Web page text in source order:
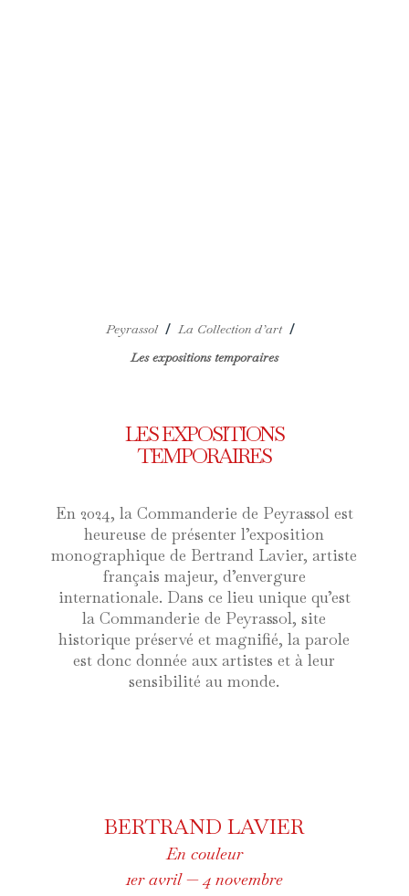
Peyrassol / La Collection d’art /
Les expositions temporaires
LES EXPOSITIONS
TEMPORAIRES
En 2024, la Commanderie de Peyrassol est
heureuse de présenter l’exposition
monographique de Bertrand Lavier, artiste
français majeur, d’envergure
internationale. Dans ce lieu unique qu’est
la Commanderie de Peyrassol, site
historique préservé et magnifié, la parole
est donc donnée aux artistes et à leur
sensibilité au monde.
BERTRAND LAVIER
En couleur
1er avril — 4 novembre